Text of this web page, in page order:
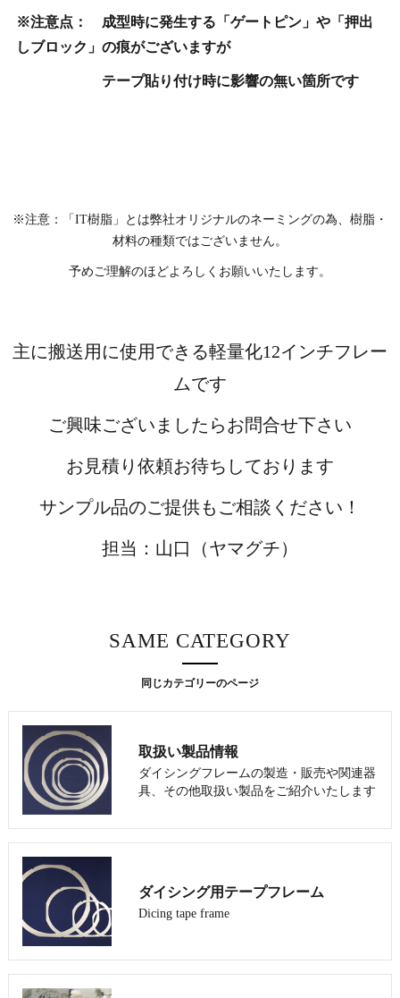
※注意点： 成型時に発生する「ゲートピン」や「押出
しブロック」の痕がございますが
テープ貼り付け時に影響の無い箇所です
※注意：「IT樹脂」とは弊社オリジナルのネーミングの為、樹脂・
材料の種類ではございません。
予めご理解のほどよろしくお願いいたします。
主に搬送用に使用できる軽量化12インチフレー
ムです
ご興味ございましたらお問合せ下さい
お見積り依頼お待ちしております
サンプル品のご提供もご相談ください！
担当：山口（ヤマグチ）
同じカテゴリーのページ
SAME CATEGORY
取扱い製品情報
ダイシングフレームの製造・販売や関連器
具、その他取扱い製品をご紹介いたします
ダイシング用テープフレーム
Dicing tape frame